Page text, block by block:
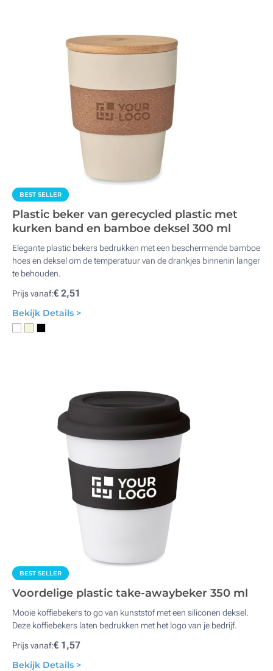
BEST SELLER
Plastic beker van gerecycled plastic met
kurken band en bamboe deksel 300 ml
Elegante plastic bekers bedrukken met een beschermende bamboe
hoes en deksel om de temperatuur van de drankjes binnenin langer
te behouden.
Prijs vanaf:€ 2,51
Bekijk Details >
BEST SELLER
Voordelige plastic take-awaybeker 350 ml
Mooie koffiebekers to go van kunststof met een siliconen deksel.
Deze koffiebekers laten bedrukken met het logo van je bedrijf.
Prijs vanaf:€ 1,57
Bekijk Details >